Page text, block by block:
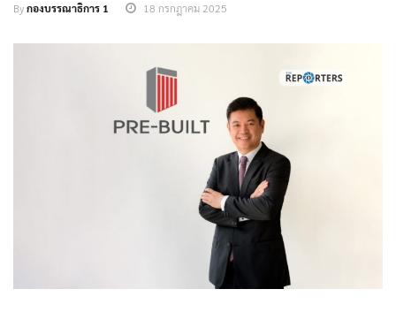
Byกองบรรณาธิการ 1 18 กรกฎาคม 2025